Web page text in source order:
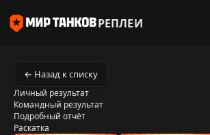
РЕПЛЕИ
← Назад к списку
Личный результат
Командный результат
Подробный отчёт
Раскатка